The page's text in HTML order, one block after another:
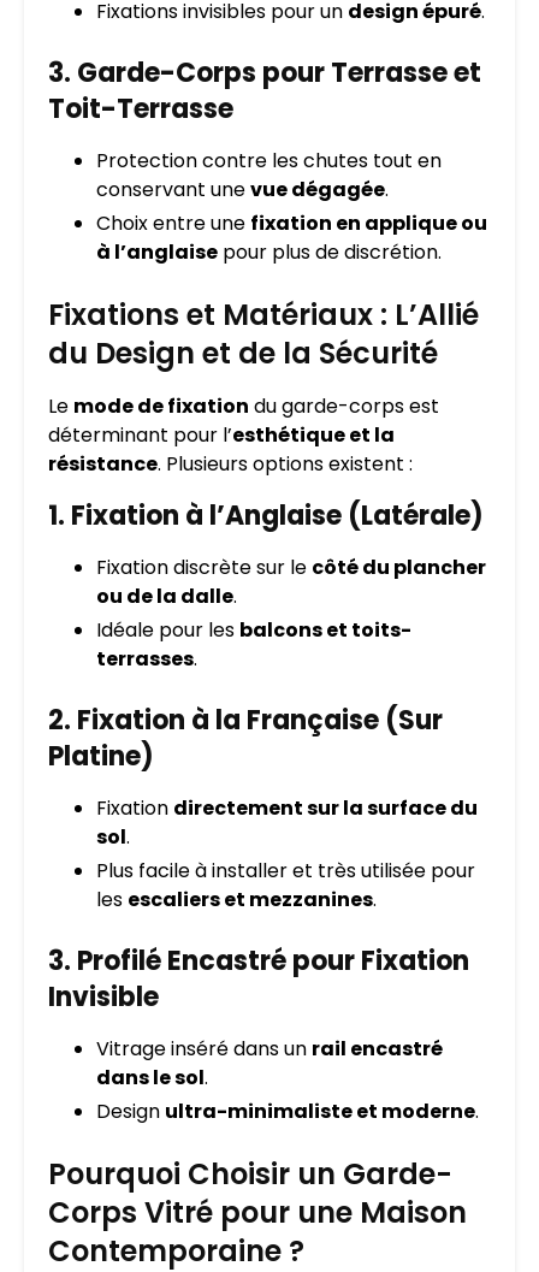
Fixations invisibles pour un design épuré.
3. Garde-Corps pour Terrasse et
Toit-Terrasse
Protection contre les chutes tout en
conservant unevue dégagée.
Choix entre une fixation en applique ou
à l’anglaise pour plus de discrétion.
Fixations et Matériaux : L’Allié
du Design et de la Sécurité
Le mode de fixation du garde-corps est
déterminant pour l’esthétique et la
résistance. Plusieurs options existent :
1. Fixation à l’Anglaise (Latérale)
Fixation discrète sur le côté du plancher
ou de la dalle.
Idéale pour les balcons et toits-
terrasses.
2. Fixation à la Française (Sur
Platine)
Fixation directement sur la surface du
sol.
Plus facile à installer et très utilisée pour
les escaliers et mezzanines.
3. Profilé Encastré pour Fixation
Invisible
Vitrage inséré dans un rail encastré
dans le sol.
Design ultra-minimaliste et moderne.
Pourquoi Choisir un Garde-
Corps Vitré pour une Maison
Contemporaine ?